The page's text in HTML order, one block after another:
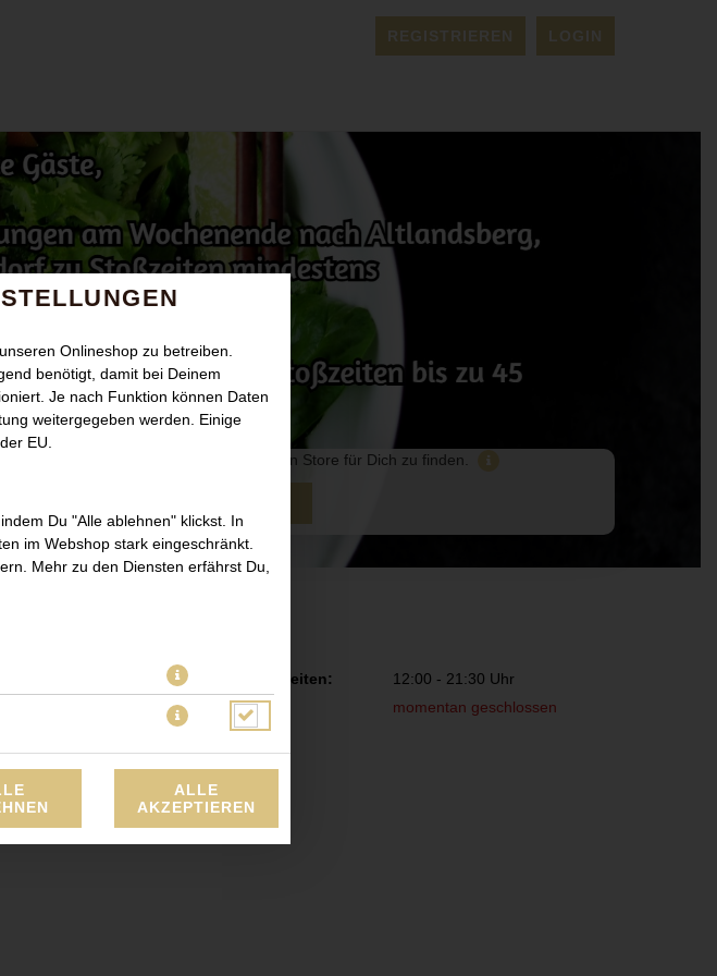
REGISTRIEREN LOGIN
von Google Maps um den passenden Store für Dich zu finden.
Öffnungszeiten:
12:00 - 21:30 Uhr
momentan geschlossen
Onlineshop zu betreiben.
benötigt, damit bei Deinem
Je nach Funktion können Daten
weitergegeben werden. Einige
EU.
Du "Alle ablehnen" klickst. In
im Webshop stark eingeschränkt.
Mehr zu den Diensten erfährst Du,
ALLE
AKZEPTIEREN